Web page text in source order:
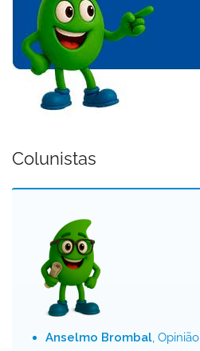
Colunistas
Anselmo Brombal, Opinião